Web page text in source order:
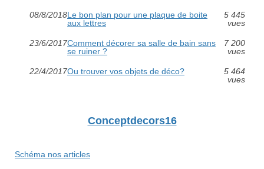
08/8/2018Le bon plan pour une plaque de boite
aux lettres
5 445
vues
23/6/2017Comment décorer sa salle de bain sans
se ruiner ?
7 200
vues
22/4/2017Ou trouver vos objets de déco?
5 464
vues
Conceptdecors16
Schéma nos articles